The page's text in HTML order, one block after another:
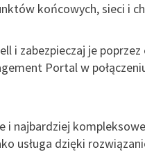
końcowych, sieci i
i zabezpieczaj je poprzez
Portal w
i najbardziej
usługa dzięki